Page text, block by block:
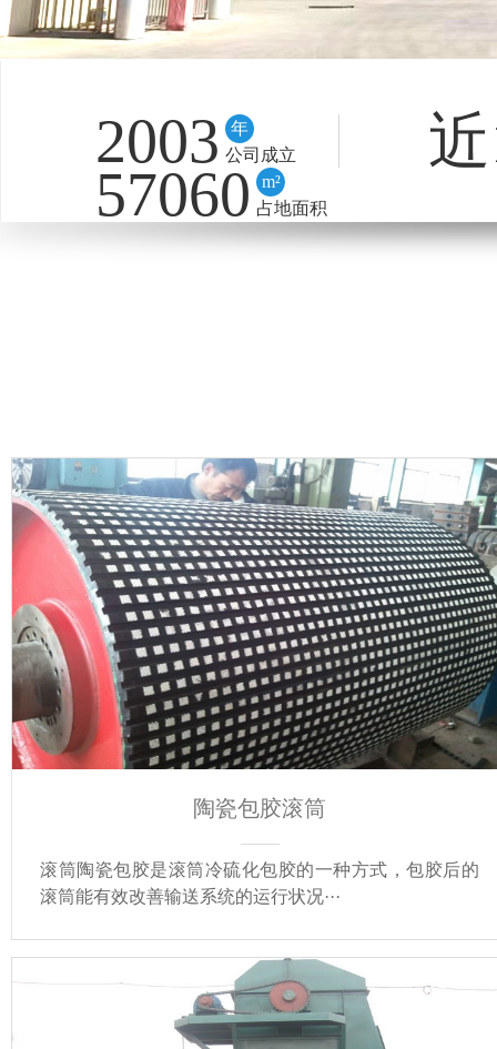
2003
年
公司成立
57060
m²
占地面积
陶瓷包胶滚筒
滚筒陶瓷包胶是滚筒冷硫化包胶的一种方式，包胶后的
滚筒能有效改善输送系统的运行状况···